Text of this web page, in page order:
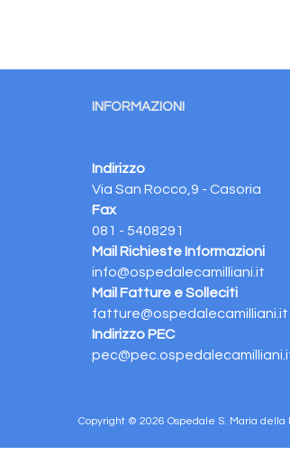
INFORMAZIONI
Indirizzo
Via San Rocco,9 - Casoria
Fax
081 - 5408291
Mail Richieste Informazioni
info@ospedalecamilliani.it
Mail Fatture e Solleciti
fatture@ospedalecamilliani.it
Indirizzo PEC
Copyright © 2026 Ospedale S. Maria della